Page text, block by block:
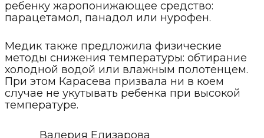
ребенку жаропонижающее средство:
парацетамол, панадол или нурофен.
Медик также предложила физические
методы снижения температуры: обтирание
холодной водой или влажным полотенцем.
При этом Карасева призвала ни в коем
случае не укутывать ребенка при высокой
температуре.
Валерия Елизарова